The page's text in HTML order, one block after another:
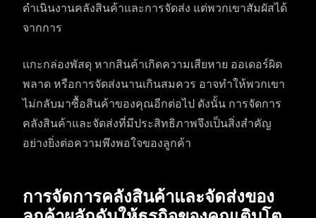
ดำเนินงานคลังสินค้าและการจัดส่ง แต่พวกเขาสัมผัสได้
จากการ
เเกะกล่องพัสดุ หากสินค้าเกิดความเสียหาย ออเดอร์ผิด
พลาด หรือการจัดส่งนานเกินสมควร อาจทำให้พวกเขา
ไม่กลับมาซื้อสินค้าของคุณอีกต่อไป ดังนั้น การจัดการ
คลังสินค้าและจัดส่งที่มีประสิทธิภาพจึงเป็นสิ่งสำคัญ
อย่างยิ่งต่อความพึงพอใจของลูกค้า
การจัดการคลังสินค้าและจัดส่งของ